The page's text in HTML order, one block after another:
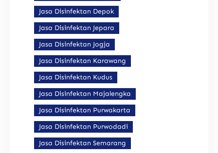
Jasa Disinfektan Depok
Jasa Disinfektan Jepara
Jasa Disinfektan Jogja
Jasa Disinfektan Karawang
Jasa Disinfektan Kudus
Jasa Disinfektan Majalengka
Jasa Disinfektan Purwakarta
Jasa Disinfektan Purwodadi
Jasa Disinfektan Semarang